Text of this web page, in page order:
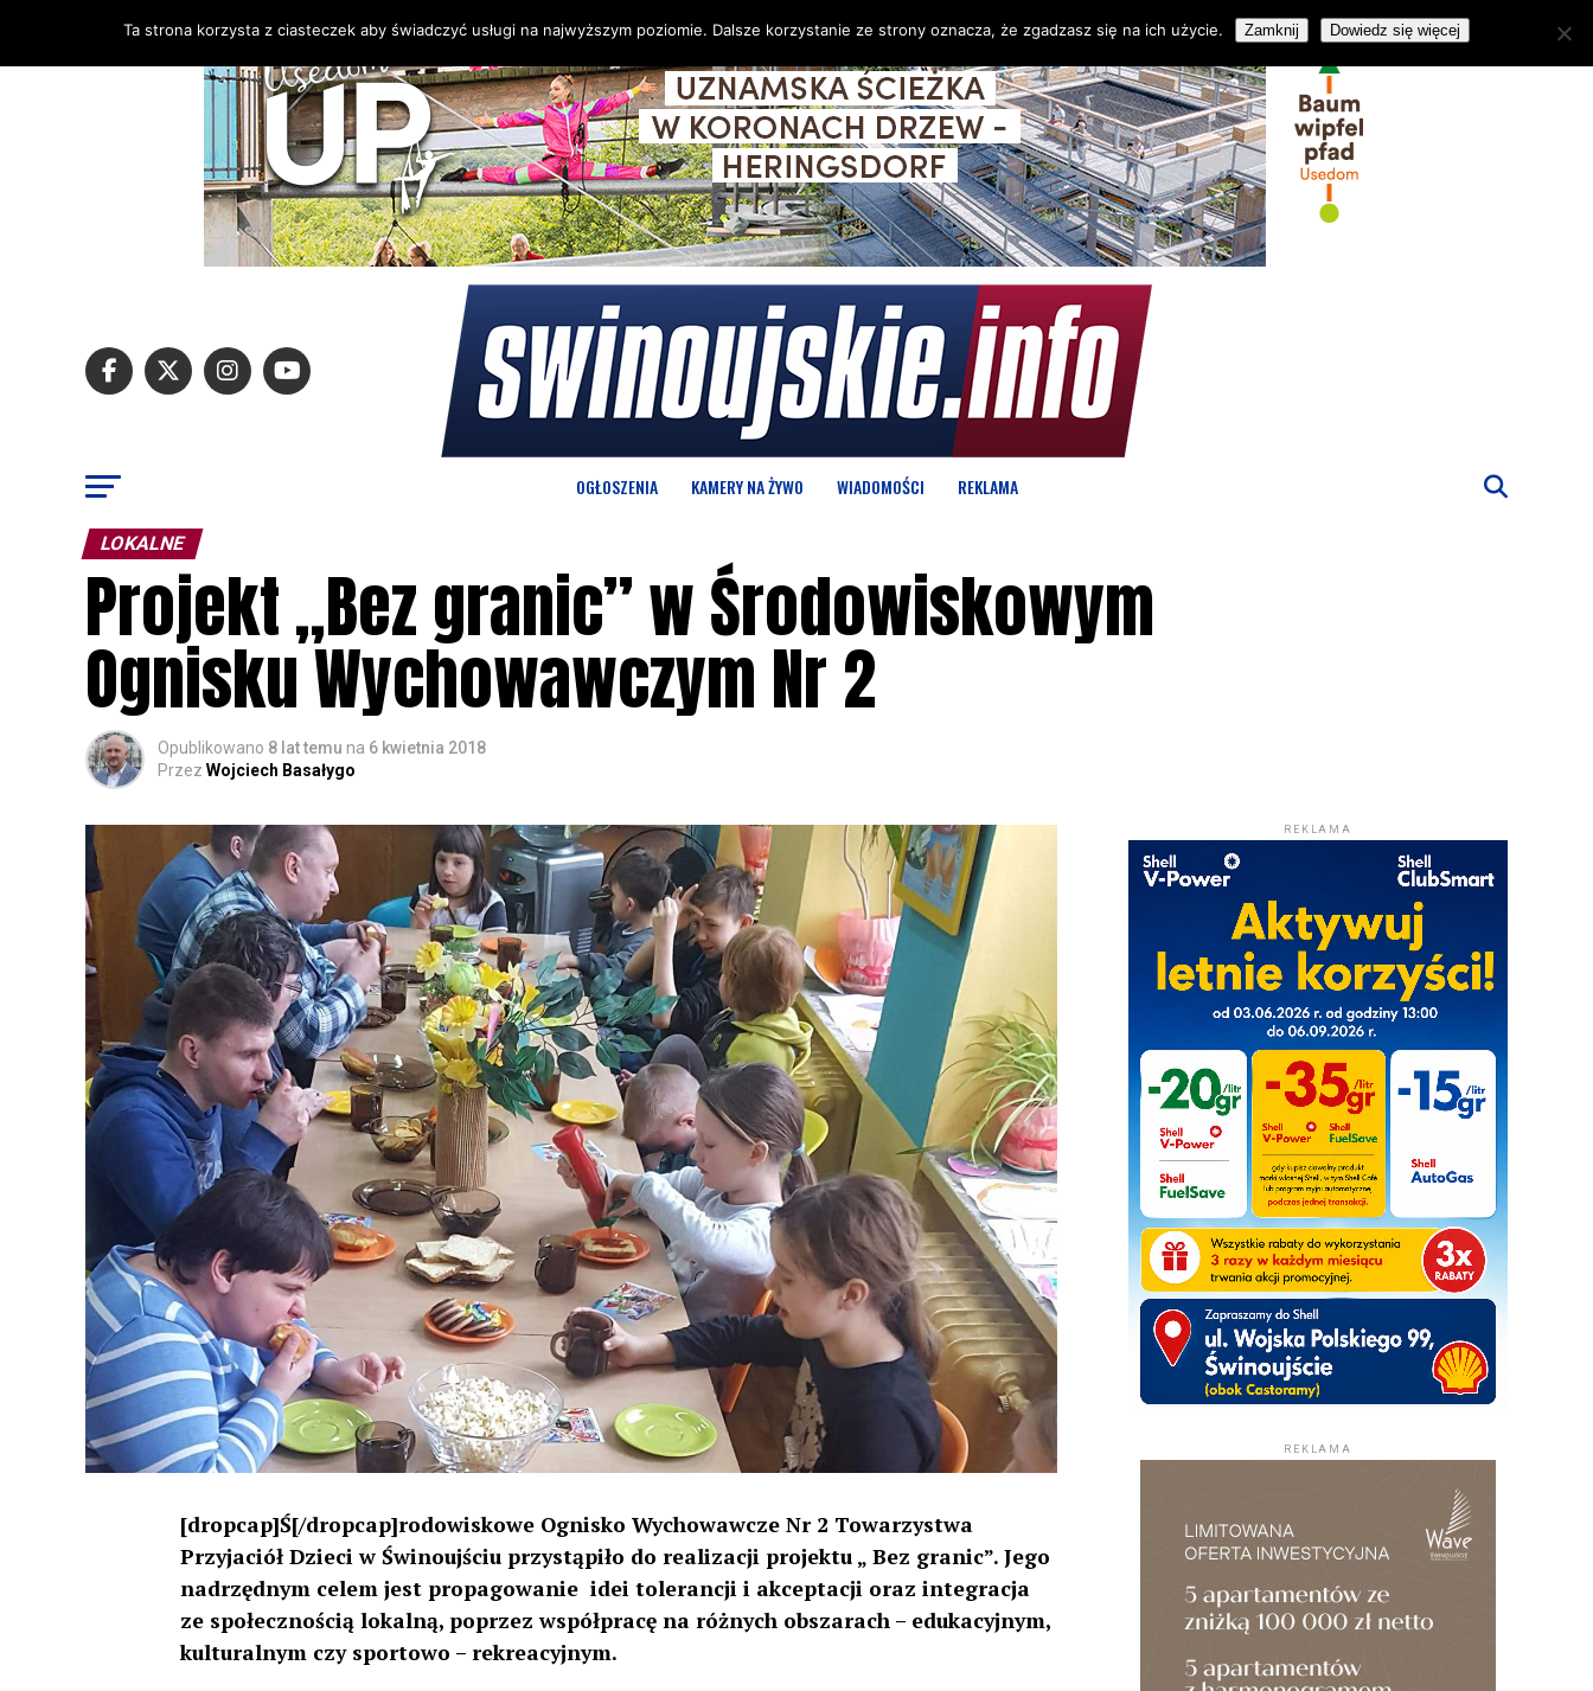
OGŁOSZENIA KAMERY NA ŻYWO WIADOMOŚCI REKLAMA
LOKALNE
Projekt „Bez granic” w Środowiskowym
Ognisku Wychowawczym Nr 2
Opublikowano 8 lat temu na 6 kwietnia 2018
Przez Wojciech Basałygo
[dropcap]Ś[/dropcap]rodowiskowe Ognisko Wychowawcze Nr 2 Towarzystwa
Przyjaciół Dzieci w Świnoujściu przystąpiło do realizacji projektu „ Bez granic”. Jego
nadrzędnym celem jest propagowanie idei tolerancji i akceptacji oraz integracja
ze społecznością lokalną, poprzez współpracę na różnych obszarach – edukacyjnym,
kulturalnym czy sportowo – rekreacyjnym.
REKLAMA
REKLAMA
Ta strona korzysta z ciasteczek aby świadczyć usługi na najwyższym poziomie. Dalsze korzystanie ze strony oznacza, że zgadzasz się na ich użycie. Zamknij Dowiedz się więcej